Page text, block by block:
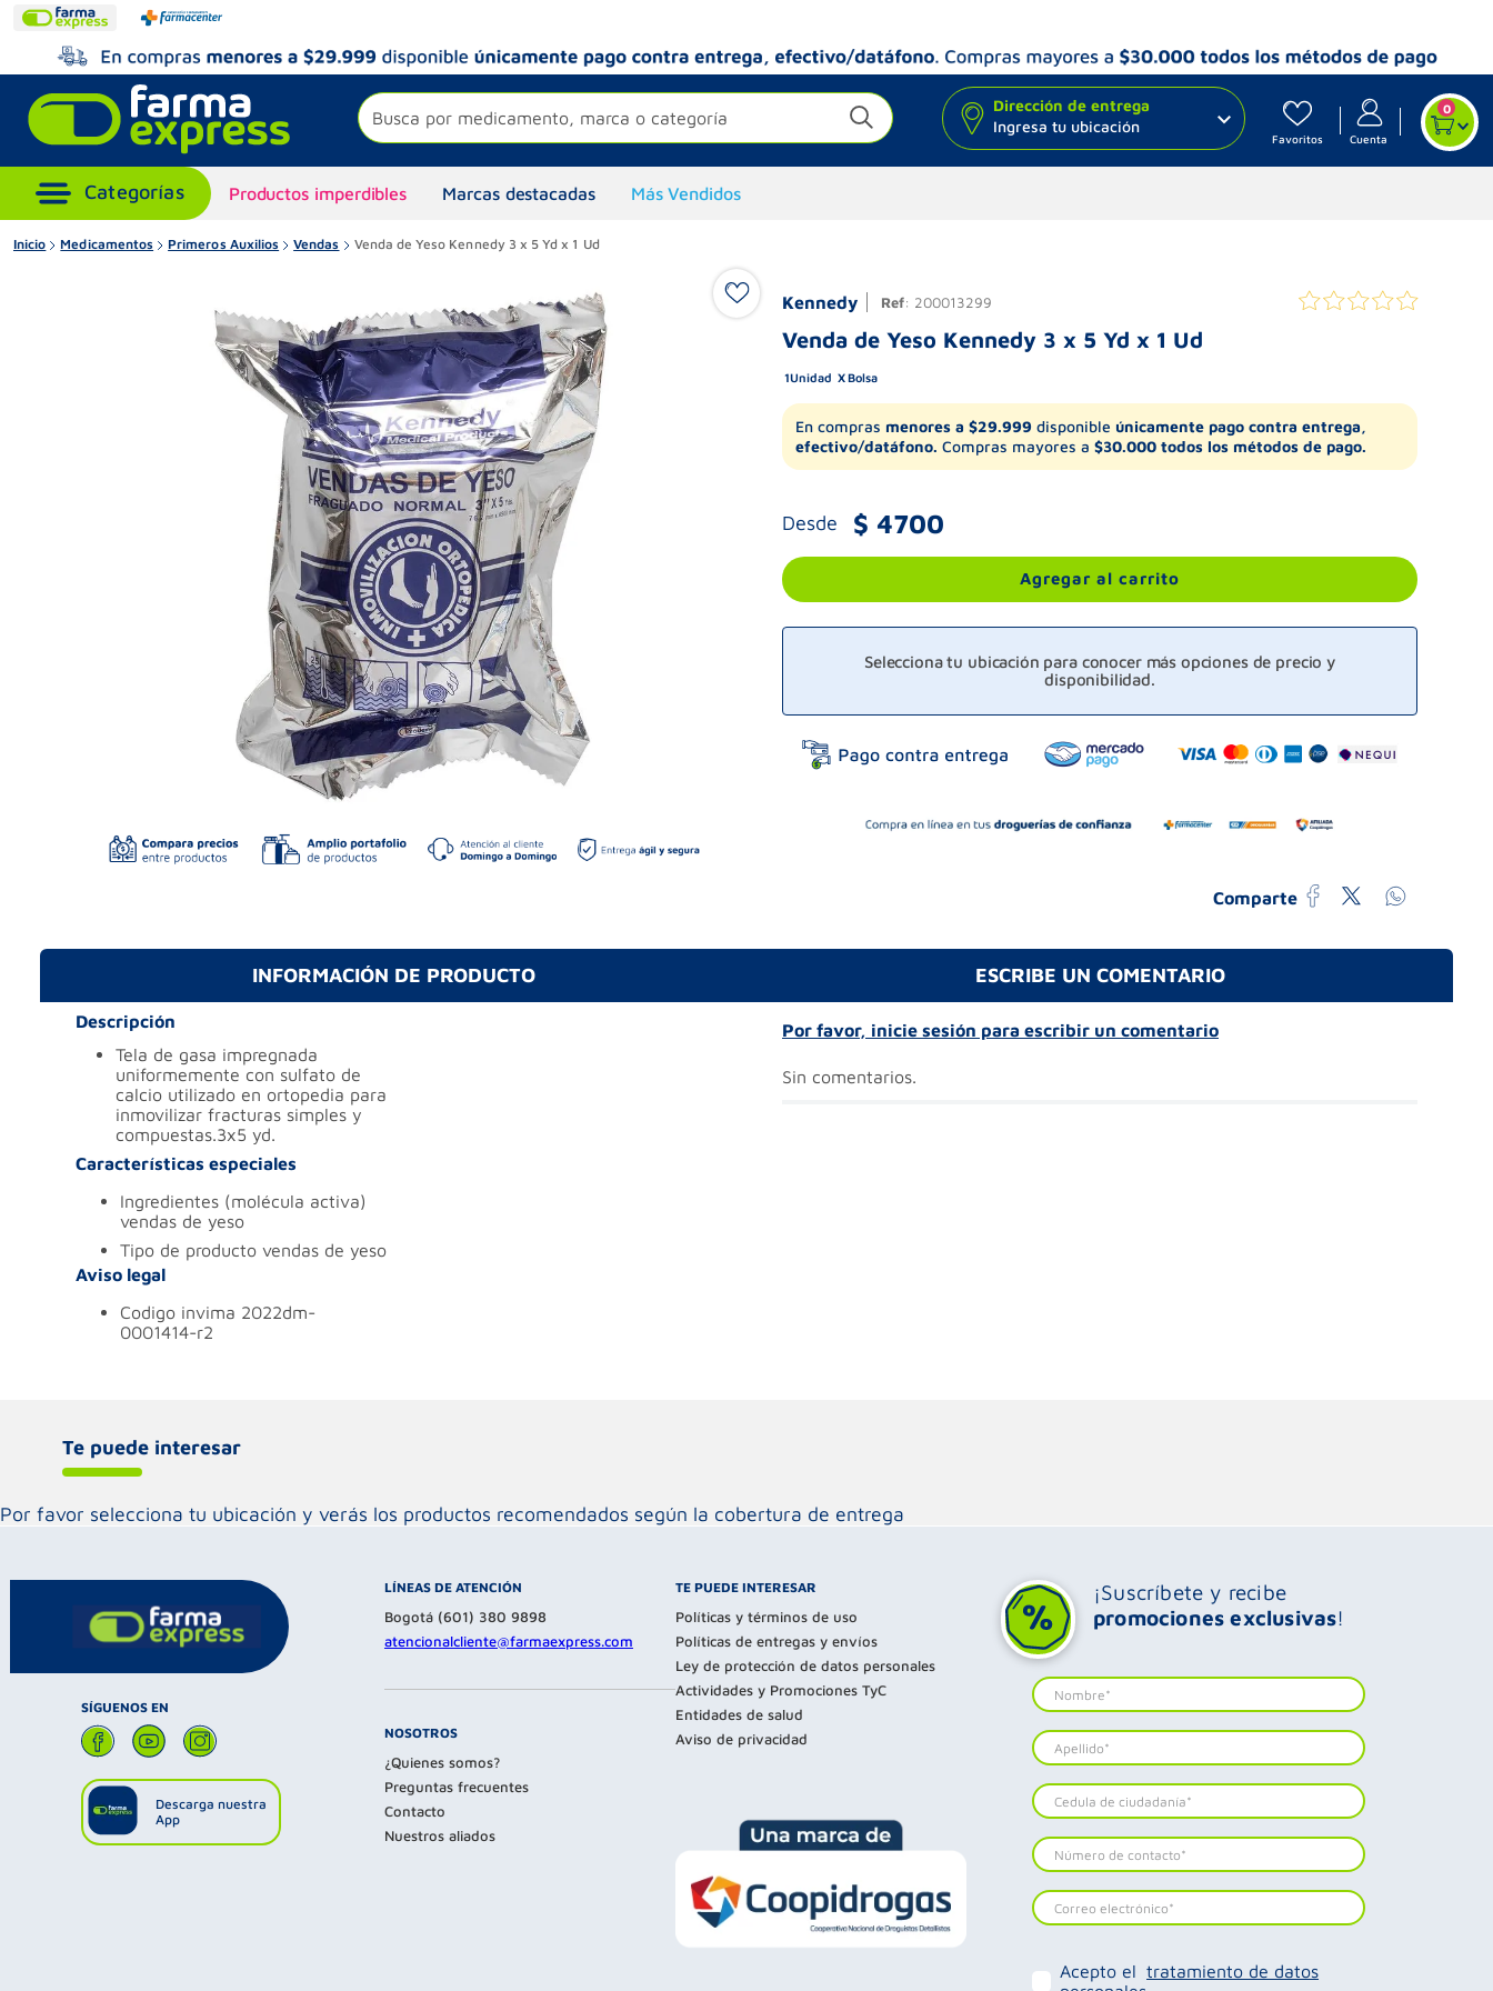
Busca por medicamento, marca o categoría
Dirección de entrega
Ingresa tu ubicación
Favoritos Cuenta
0
Productos imperdibles Marcas destacadas Más Vendidos
Inicio Medicamentos Primeros Auxilios Vendas Venda de Yeso Kennedy 3 x 5 Yd x 1 Ud
Kennedy Ref: 200013299
Venda de Yeso Kennedy 3 x 5 Yd x 1 Ud
1Unidad Bolsa
En compras menores a $29.999 disponible únicamente pago contra entrega,
efectivo/datáfono. Compras mayores a $30.000 todos los métodos de pago.
Desde $ 4700
Agregar al carrito
Selecciona tu ubicación para conocer más opciones de precio y
disponibilidad.
Comparte
INFORMACIÓN DE PRODUCTO
Descripción
tela de gasa impregnada
uniformemente con sulfato de
calcio utilizado en ortopedia para
inmovilizar fracturas simples y
compuestas.3x5 yd.
Características especiales
ingredientes (molécula activa)
vendas de yeso
tipo de producto vendas de yeso
Aviso legal
codigo invima 2022dm-
0001414-r2
ESCRIBE UN COMENTARIO
Por favor, inicie sesión para escribir un comentario
Sin comentarios.
Te puede interesar
Por favor selecciona tu ubicación y verás los productos recomendados según la cobertura de entrega
SÍGUENOS EN
Descarga nuestra
App
LÍNEAS DE ATENCIÓN
Bogotá (601) 380 9898
atencionalcliente@farmaexpress.com
NOSOTROS
¿Quienes somos?
Preguntas frecuentes
Contacto
Nuestros aliados
TE PUEDE INTERESAR
Políticas y términos de uso
Políticas de entregas y envíos
Ley de protección de datos personales
Actividades y Promociones TyC
Entidades de salud
Aviso de privacidad
¡Suscríbete y recibe
promociones exclusivas!
Acepto el tratamiento de datos